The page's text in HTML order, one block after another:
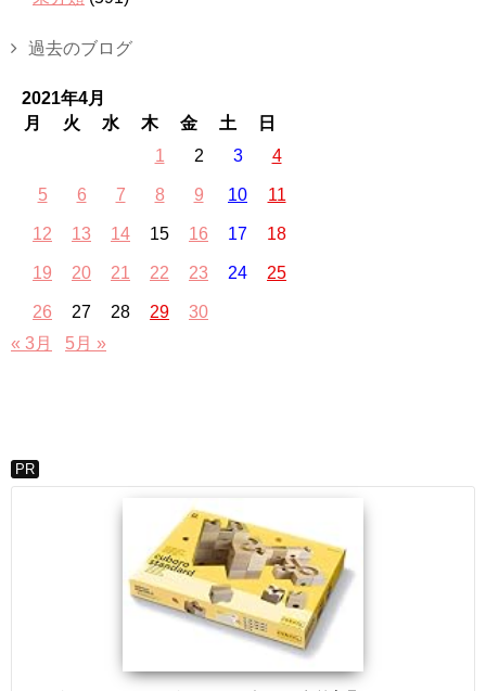
過去のブログ
2021年4月
月
火 水 木 金 土
日
1
2 3 4
5 6 7 8 9 10 11
12 13 14 15 16 17 18
19 20 21 22 23 24 25
26 27 28 29
30
« 3月
5月 »
PR